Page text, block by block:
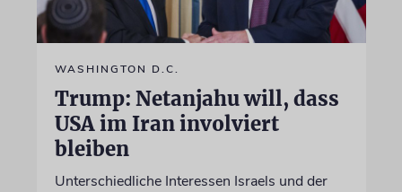
WASHINGTON D.C.
Trump: Netanjahu will, dass
USA im Iran involviert
bleiben
Unterschiedliche Interessen Israels und der